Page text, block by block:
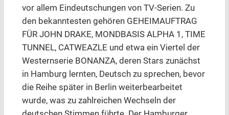
vor allem Eindeutschungen von TV-Serien. Zu
den bekanntesten gehören GEHEIMAUFTRAG
FÜR JOHN DRAKE, MONDBASIS ALPHA 1, TIME
TUNNEL, CATWEAZLE und etwa ein Viertel der
Westernserie BONANZA, deren Stars zunächst
in Hamburg lernten, Deutsch zu sprechen, bevor
die Reihe später in Berlin weiterbearbeitet
wurde, was zu zahlreichen Wechseln der